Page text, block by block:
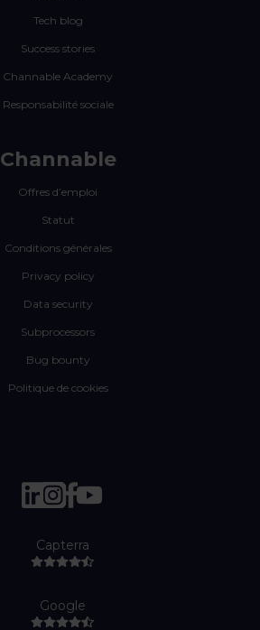
Tech blog
Success stories
Channable Academy
Responsabilité sociale
Channable
Offres d’emploi
Statut
Conditions générales
Privacy policy
Data security
Subprocessors
Bug bounty
Politique de cookies
Capterra
Google